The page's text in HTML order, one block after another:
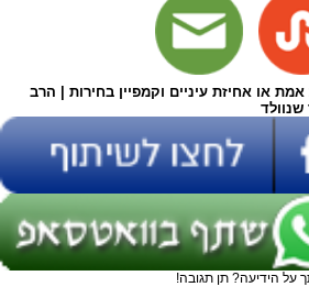
או אחיזת עיניים וקמפיין בחירות | הרב
שנוולד
על הידיעה? תן תגובה!